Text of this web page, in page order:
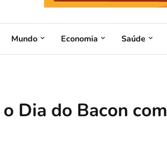
Mundo Economia Saúde
Dia do Bacon com